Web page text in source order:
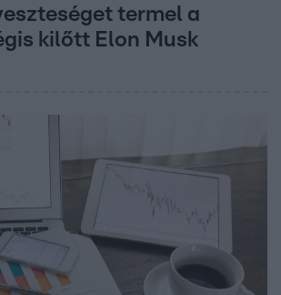
termel a
kilőtt Elon Musk